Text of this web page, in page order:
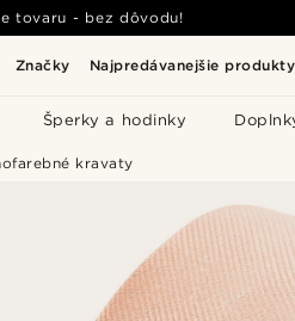
Značky Najpredávanejšie produkty
Šperky a hodinky
tovaru - bez dôvodu!
kravaty